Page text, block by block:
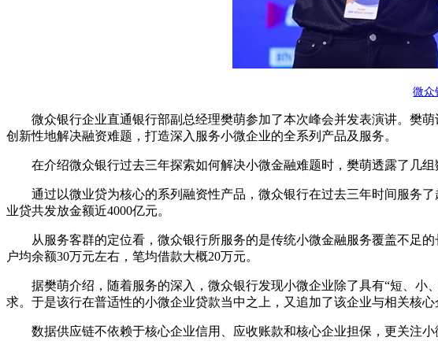
微众
微众银行企业直通银行部副总经理樊萌参加了本次峰会并发表演讲。樊
创新性地解决融资难题，打造深入服务小微企业的全系列产品及服务。
在介绍微众银行过去三年探索如何解决小微金融难题时，樊萌透露了几组
通过以微业贷为核心的系列融资性产品，微众银行在过去三年时间服务
业贷共发放金额近4000亿元。
从服务客群的定位看，微众银行所服务的是传统小微金融服务覆盖不足
户均余额30万元左右，笔均借款大概20万元。
据樊萌介绍，随着服务的深入，微众银行发现小微企业除了具有“短、
求。于是该行在普适性的小微企业贷款当中之上，又追加了该企业与相关核
数据供应链不依赖于核心企业信用、应收账款和核心企业担保，更关注